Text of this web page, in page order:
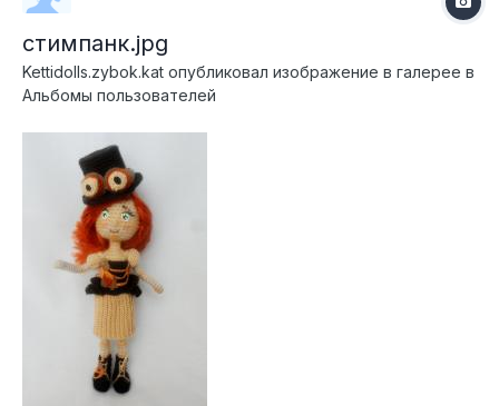
стимпанк.jpg
Kettidolls.zybok.kat опубликовал изображение в галерее в
Альбомы пользователей